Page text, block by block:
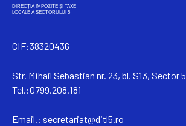
CIF:38320436
Str. Mihail Sebastian nr. 23, bl. S13, Sector 5
Tel.:0799.208.181
Email.: secretariat@ditl5.ro